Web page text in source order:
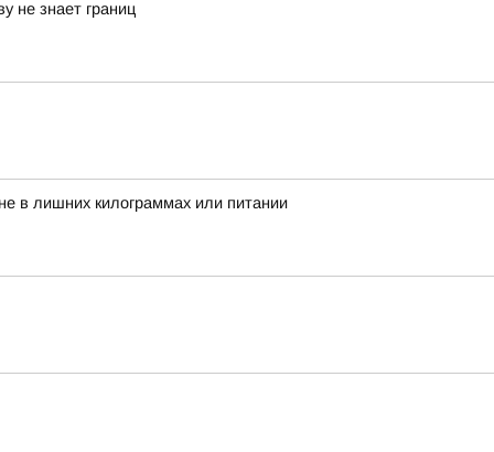
не знает границ
в лишних килограммах или питании